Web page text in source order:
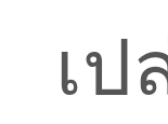
เป